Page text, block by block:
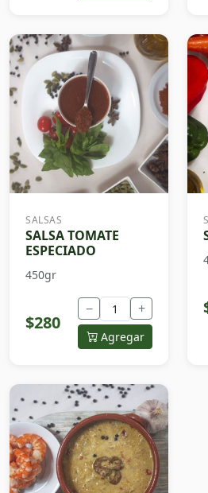
SALSAS
SALSA TOMATE
ESPECIADO
450gr
$280
− +
Agregar